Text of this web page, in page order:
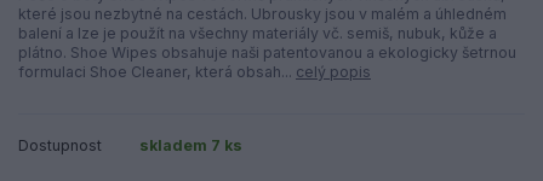
které jsou nezbytné na cestách. Ubrousky jsou v malém a úhledném
balení a lze je použít na všechny materiály vč. semiš, nubuk, kůže a
plátno. Shoe Wipes obsahuje naši patentovanou a ekologicky šetrnou
formulaci Shoe Cleaner, která obsah... celý popis
Dostupnost skladem 7 ks